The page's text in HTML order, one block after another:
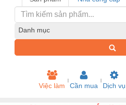
Danh mục
Việc làm Cần mua Dịch vụ